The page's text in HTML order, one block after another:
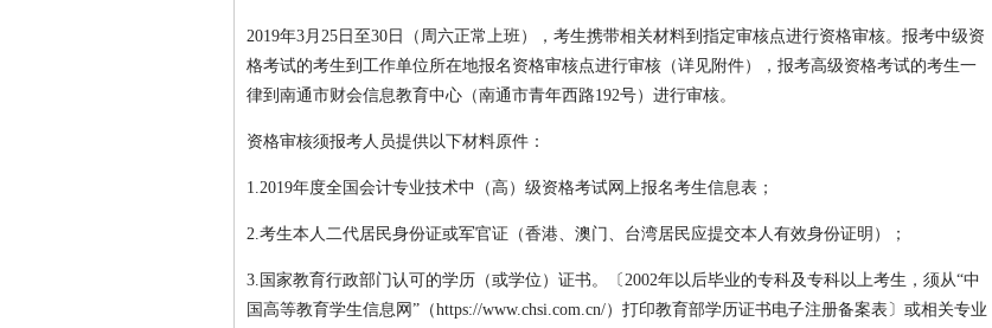
2019年3月25日至30日（周六正常上班），考生携带相关材料到指定审核点进行资格审核。报考中级资
格考试的考生到工作单位所在地报名资格审核点进行审核（详见附件），报考高级资格考试的考生一
律到南通市财会信息教育中心（南通市青年西路192号）进行审核。
资格审核须报考人员提供以下材料原件：
1.2019年度全国会计专业技术中（高）级资格考试网上报名考生信息表；
2.考生本人二代居民身份证或军官证（香港、澳门、台湾居民应提交本人有效身份证明）；
3.国家教育行政部门认可的学历（或学位）证书。〔2002年以后毕业的专科及专科以上考生，须从“中
国高等教育学生信息网”（https://www.chsi.com.cn/）打印教育部学历证书电子注册备案表〕或相关专业